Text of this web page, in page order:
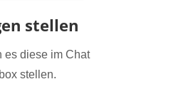
stellen
es diese im Chat
stellen.